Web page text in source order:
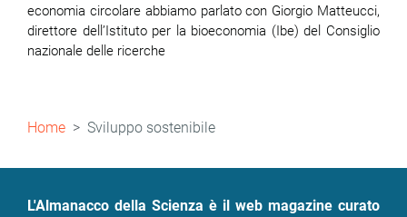
economia circolare abbiamo parlato con Giorgio Matteucci,
direttore dell’Istituto per la bioeconomia (Ibe) del Consiglio
nazionale delle ricerche
Briciole
Home Sviluppo sostenibile
L'Almanacco della Scienza è il web magazine curato